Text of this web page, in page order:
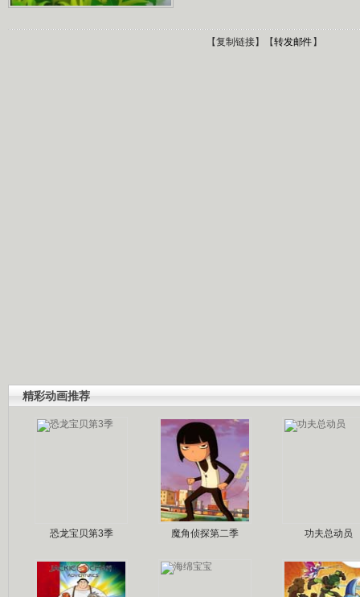
【复制链接】【转发邮件】
精彩动画推荐
恐龙宝贝第3季 魔角侦探第二季 功夫总动员